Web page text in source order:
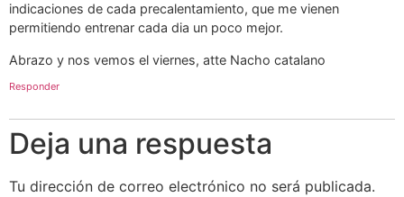
indicaciones de cada precalentamiento, que me vienen
permitiendo entrenar cada dia un poco mejor.
Abrazo y nos vemos el viernes, atte Nacho catalano
Responder
Deja una respuesta
Tu dirección de correo electrónico no será publicada.